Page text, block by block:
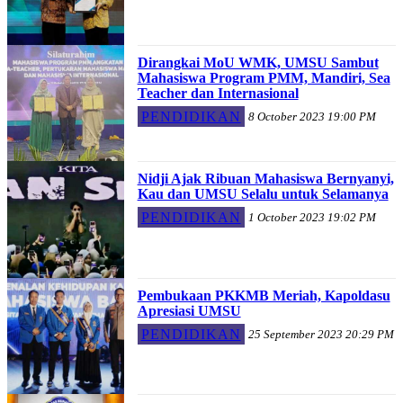
Dirangkai MoU WMK, UMSU Sambut
Mahasiswa Program PMM, Mandiri, Sea
Teacher dan Internasional
PENDIDIKAN
8 October 2023 19:00 PM
Nidji Ajak Ribuan Mahasiswa Bernyanyi,
Kau dan UMSU Selalu untuk Selamanya
PENDIDIKAN
1 October 2023 19:02 PM
Pembukaan PKKMB Meriah, Kapoldasu
Apresiasi UMSU
PENDIDIKAN
25 September 2023 20:29 PM